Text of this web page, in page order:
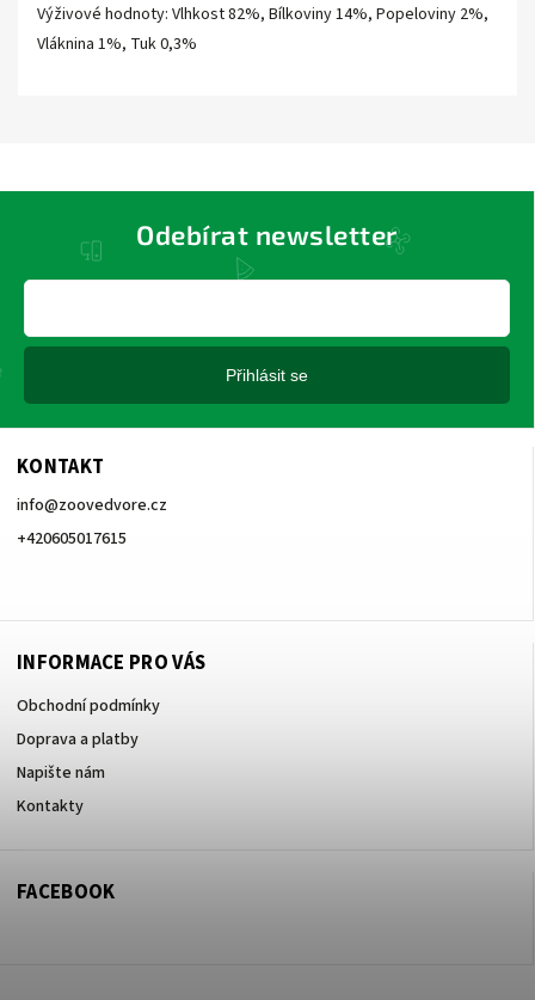
Výživové hodnoty: Vlhkost 82%, Bílkoviny 14%, Popeloviny 2%,
Vláknina 1%, Tuk 0,3%
KONTAKT
info@zoovedvore.cz
+420605017615
INFORMACE PRO VÁS
Obchodní podmínky
Doprava a platby
Napište nám
Kontakty
Odebírat newsletter
Přihlásit se
FACEBOOK